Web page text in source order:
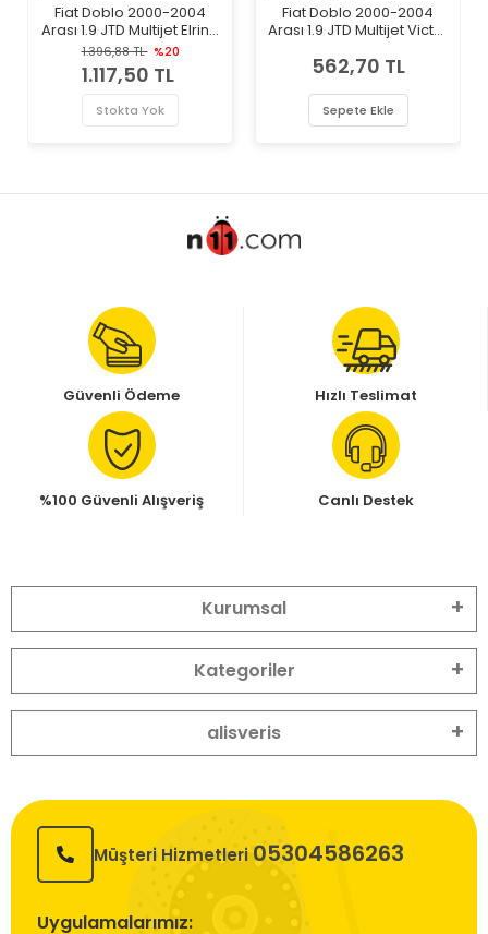
Fiat Doblo 2000-2004
Arası 1.9 JTD Multijet Elring
Marka Üst Kapak Contası
1.396,88 TL %20
1.117,50 TL
Stokta Yok
Fiat Doblo 2000-2004
Arası 1.9 JTD Multijet Victor
Contası
562,70 TL
Sepete Ekle
Güvenli Ödeme Hızlı Teslimat
%100 Güvenli Alışveriş Canlı Destek
Kurumsal
Kategoriler
alisveris
Müşteri Hizmetleri 05304586263
Uygulamalarımız: